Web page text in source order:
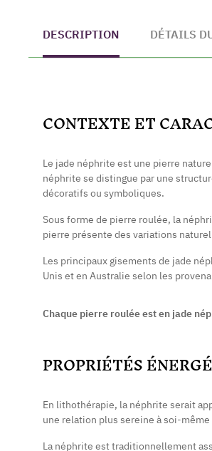
DESCRIPTION DÉTAILS
CONTEXTE ET
Le jade néphrite est une pierre
néphrite se distingue par une
décoratifs ou symboliques.
Sous forme de pierre roulée, la
pierre présente des variations
Les principaux gisements de jade
Unis et en Australie selon les
Chaque pierre roulée est en jade
PROPRIÉTÉS
En lithothérapie, la néphrite serait
une relation plus sereine à soi-même
La néphrite est traditionnellement